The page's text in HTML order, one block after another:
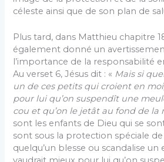
céleste ainsi que de son plan de
Plus tard, dans Matthieu chapitre
également donné un
l’importance de la responsabilité
Au verset 6, Jésus dit : « Mais si
un de ces petits qui croient en
pour lui qu’on suspendît une
cou et qu’on le jetât au fond de la
sont les enfants de Dieu qui se
sont sous la protection spéciale de
quelqu’un blesse ou scandalise un